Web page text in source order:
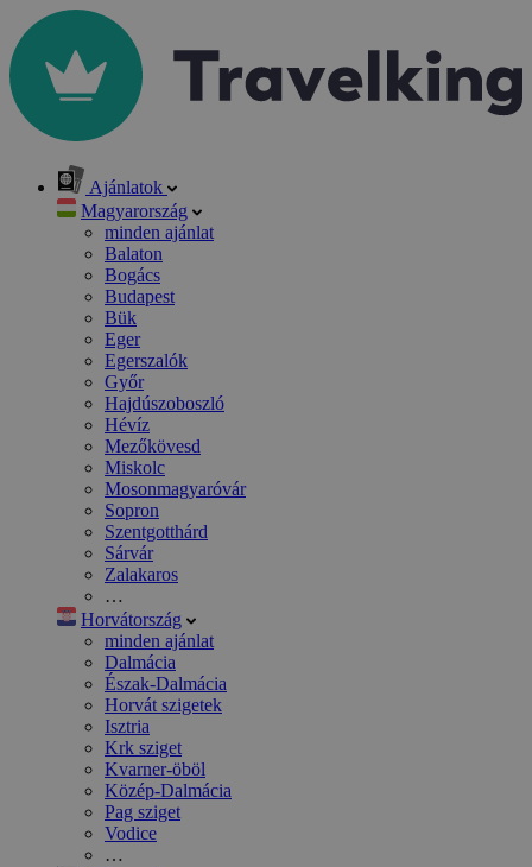
Ajánlatok
Magyarország
minden ajánlat
Balaton
Bogács
Budapest
Bük
Eger
Egerszalók
Győr
Hajdúszoboszló
Hévíz
Mezőkövesd
Miskolc
Mosonmagyaróvár
Sopron
Szentgotthárd
Sárvár
Zalakaros
…
Horvátország
minden ajánlat
Dalmácia
Észak-Dalmácia
Horvát szigetek
Isztria
Krk sziget
Kvarner-öböl
Közép-Dalmácia
Pag sziget
Vodice
…